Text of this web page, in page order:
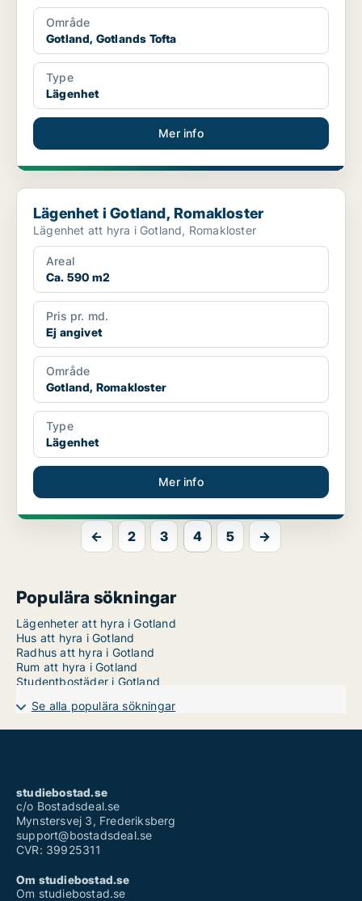
Område
Gotland, Gotlands Tofta
Type
Lägenhet
Mer info
Lägenhet i Gotland, Romakloster
Lägenhet i Gotland, Romakloster
Lägenhet att hyra i Gotland, Romakloster
Areal
Ca. 590 m2
Pris pr. md.
Ej angivet
Område
Gotland, Romakloster
Type
Lägenhet
Mer info
← 2 3 4 5 →
Populära sökningar
Lägenheter att hyra i Gotland
Hus att hyra i Gotland
Radhus att hyra i Gotland
Rum att hyra i Gotland
Studentbostäder i Gotland
Se alla populära sökningar
studiebostad.se
c/o Bostadsdeal.se
Mynstersvej 3, Frederiksberg
support@bostadsdeal.se
CVR: 39925311
Om studiebostad.se
Om studiebostad.se